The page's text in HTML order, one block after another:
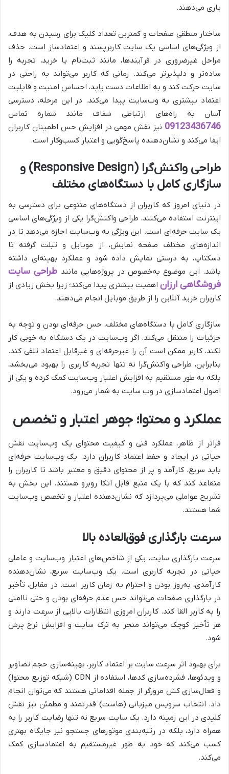
یاری می‌دهند.
ساختار منطقی صفحات و کمترین تعداد کلیک برای رسیدن به هدف،
از ویژگی‌های اساسی یک سایت کاربرپسند و اعتمادساز است. حذف
مراحل غیرضروری در فرآیندها، مانند ثبت‌نام یا خرید، تجربه را
ساده‌تر و دلپذیرتر می‌کند. زمانی که کاربر می‌تواند به راحتی در
سایت حرکت کند و به اطلاعات دست یابد، احساس امنیت و قابلیت
اعتماد بیشتری به وب‌سایت پیدا می‌کند. در این مرحله، دسترسی
آسان به راه‌های ارتباطی شفاف مانند شماره تماس
09123436746 نیز نقش مهمی در افزایش حس اطمینان کاربران
ایفا می‌کند و نشان‌دهنده پاسخ‌گویی و اعتبار کسب‌وکار است.
طراحی واکنش‌گرا (Responsive Design) و
سازگاری کامل با دستگاه‌های مختلف
در دنیای امروز که کاربران از دستگاه‌های متنوعی برای دسترسی به
اینترنت استفاده می‌کنند، طراحی واکنش‌گرا یکی از ویژگی‌های اساسی
یک سایت حرفه‌ای است. این ویژگی به وب‌سایت اجازه می‌دهد تا در
اندازه‌های مختلف صفحه نمایش، از موبایل و تبلت گرفته تا
دسکتاپ، به درستی نمایش داده شود و عملکرد بهینه‌ای داشته
باشد. این موضوع به‌خصوص در پروژه‌هایی مانند طراحی سایت
فروشگاهی ارزان اهمیت بیشتری پیدا می‌کند؛ زیرا بخش زیادی از
کاربران خرید آنلاین را از طریق موبایل انجام می‌دهند.
سازگاری کامل با دستگاه‌های مختلف، حس حرفه‌ای بودن و توجه به
جزئیات را منتقل می‌کند. اگر وب‌سایت در یک دستگاه به خوبی کار
نکند، کاربر ممکن است آن را غیرحرفه‌ای و غیرقابل اعتماد تلقی کند.
بنابراین، طراحی واکنش‌گرا نه تنها تجربه کاربری را بهبود می‌بخشد،
بلکه به طور مستقیم به افزایش اعتبار وب‌سایت کمک کرده و یکی از
اصول اعتمادسازی در وب سایت به شمار می‌رود.
عملکرد و محتوا؛ جوهر اعتبار و تخصص
فراتر از ظاهر، عملکرد فنی و کیفیت محتوای یک وب‌سایت نقش
حیاتی در ایجاد و حفظ اعتماد کاربران دارد. یک وب‌سایت حرفه‌ای
باید سریع، کارآمد و پر از محتوای دقیق و معتبر باشد تا کاربران را
متقاعد کند که با یک منبع قابل اتکا روبرو هستند. این بخش به
تشریح عواملی می‌پردازد که نشان‌دهنده اعتبار و تخصص وب‌سایت
شما هستند.
سرعت بارگذاری فوق‌العاده بالا
سرعت بارگذاری سایت، یکی از شاخص‌های اعتبار وب‌سایت و عاملی
حیاتی در تجربه کاربری است. یک وب‌سایت سریع، نشان‌دهنده
کارآمدی، به‌روز بودن و احترام به زمان کاربر است. در مقابل، تأخیر
در بارگذاری صفحات می‌تواند حس عدم حرفه‌ای بودن و حتی ناامنی
را به کاربر القا کند. کاربران امروزی انتظارات بالایی از سرعت دارند و
هر تأخیر کوچک می‌تواند منجر به ترک سایت و افزایش نرخ پرش
شود.
برای بهبود اثر سرعت سایت بر اعتماد کاربر، بهینه‌سازی حجم تصاویر
و ویدئوها، فشرده‌سازی کدها، استفاده از CDN (شبکه توزیع محتوا)
و فعال‌سازی کش مرورگر از جمله اقداماتی هستند که می‌توان انجام
داد. انتخاب سرویس میزبانی (هاست) قدرتمند و مطمئن نیز نقش
کلیدی در این زمینه دارد. یک سایت سریع نه تنها رضایت کاربر را به
همراه دارد، بلکه در رتبه‌بندی موتورهای جستجو نیز جایگاه بهتری
کسب می‌کند که خود به طور غیرمستقیم به اعتمادسازی کمک
می‌کند.